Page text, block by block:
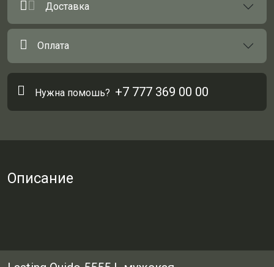
Доставка
Оплата
Нужна помошь? +7 777 369 00 00
Описание